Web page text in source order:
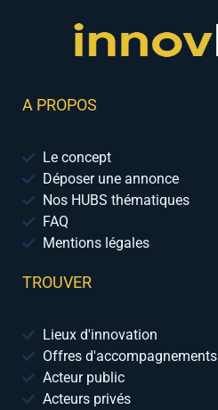
A PROPOS
Le concept
Déposer une annonce
Nos HUBS thématiques
FAQ
Mentions légales
TROUVER
Lieux d'innovation
Offres d'accompagnements
Acteur public
Acteurs privés